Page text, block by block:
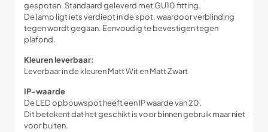
gespoten. Standaard geleverd met GU10 fitting.
De lamp ligt iets verdiept in de spot, waardoor verblinding
tegen wordt gegaan. Eenvoudig te bevestigen tegen
plafond.
Kleuren leverbaar:
Leverbaar in de kleuren Matt Wit en Matt Zwart
IP-waarde
De LED opbouwspot heeft een IP waarde van 20.
Dit betekent dat het geschikt is voor binnen gebruik maar niet
voor buiten.